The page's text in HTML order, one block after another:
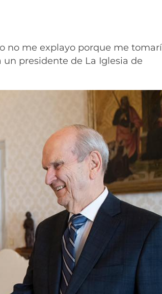
no me explayo porque me
presidente de La Iglesia de